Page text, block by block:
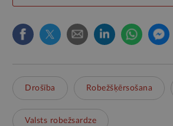
Drošība Robežšķērsošana
Valsts robežsardze